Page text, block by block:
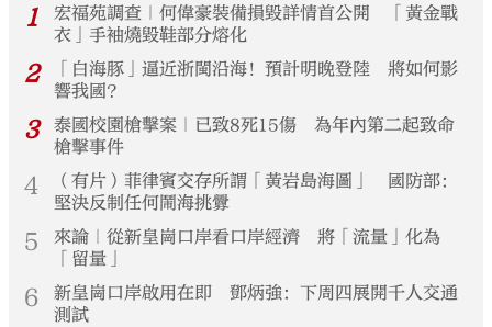
1
宏福苑調查｜何偉豪裝備損毀詳情首公開 「黃金戰
衣」手袖燒毀鞋部分熔化
2
「白海豚」逼近浙閩沿海！預計明晚登陸 將如何影
響我國？
3
泰國校園槍擊案｜已致8死15傷 為年內第二起致命
槍擊事件
4
（有片）菲律賓交存所謂「黃岩島海圖」 國防部：
堅決反制任何鬧海挑釁
5
來論｜從新皇崗口岸看口岸經濟 將「流量」化為
「留量」
6
新皇崗口岸啟用在即 鄧炳強：下周四展開千人交通
測試